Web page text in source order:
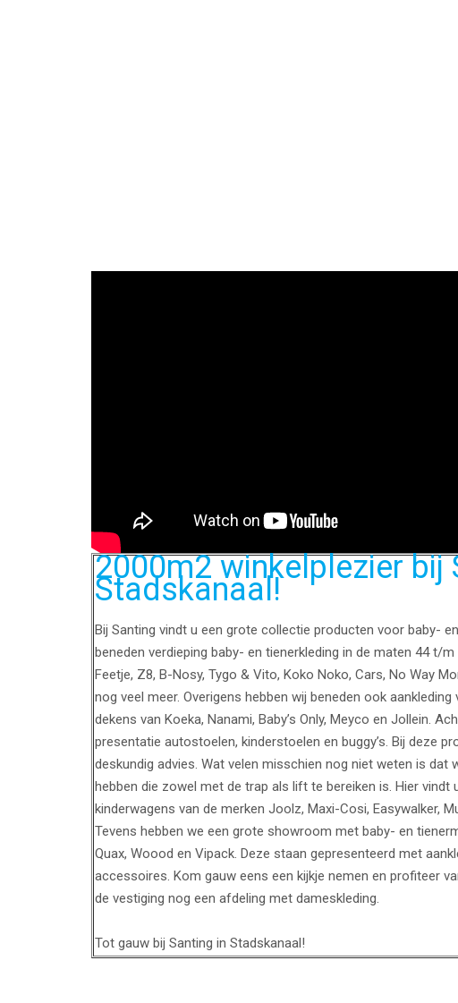
2000m2 winkelplezier bij
Stadskanaal!
Bij Santing vindt u een grote collectie producten voor baby-
beneden verdieping baby- en tienerkleding in de maten 44 t/
Feetje, Z8, B-Nosy, Tygo & Vito, Koko Noko, Cars, No Way
nog veel meer. Overigens hebben wij beneden ook
dekens van Koeka, Nanami, Baby’s Only, Meyco en Jollein.
presentatie autostoelen, kinderstoelen en buggy’s. Bij deze
deskundig advies. Wat velen misschien nog niet weten is dat
hebben die zowel met de trap als lift te bereiken is. Hier vindt
kinderwagens van de merken Joolz, Maxi-Cosi, Easywalker,
Tevens hebben we een grote showroom met baby- en
Quax, Woood en Vipack. Deze staan gepresenteerd met
accessoires. Kom gauw eens een kijkje nemen en profiteer
de vestiging nog een afdeling met dameskleding.
Tot gauw bij Santing in Stadskanaal!